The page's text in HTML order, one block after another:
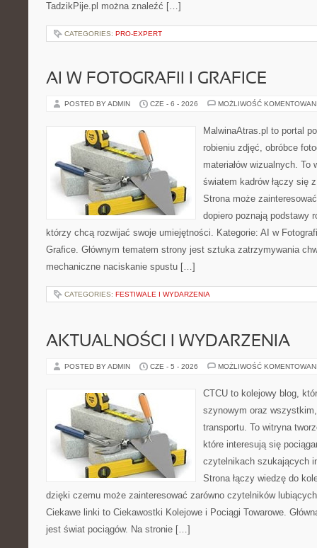
TadzikPije.pl można znaleźć […]
CATEGORIES: PRO-EXPERT
AI W FOTOGRAFII I GRAFICE
POSTED BY ADMIN CZE - 6 - 2026 MOŻLIWOŚĆ
MalwinaAtras.pl to portal
robieniu zdjęć, obróbce
materiałów wizualnych.
światem kadrów łączy się
Strona może
dopiero poznają podstawy
którzy chcą rozwijać swoje umiejętności. Kategorie: AI w
Grafice. Głównym tematem strony jest sztuka zatrzymywania
mechaniczne naciskanie spustu […]
CATEGORIES: FESTIWALE I WYDARZENIA
AKTUALNOŚCI I WYDARZENIA
POSTED BY ADMIN CZE - 5 - 2026 MOŻLIWOŚĆ
CTCU to kolejowy blog,
szynowym oraz
transportu. To witryna
które interesują się
czytelnikach szukających
Strona łączy wiedzę do
dzięki czemu może zainteresować zarówno czytelników
Ciekawe linki to Ciekawostki Kolejowe i Pociągi Towarowe.
jest świat pociągów. Na stronie […]